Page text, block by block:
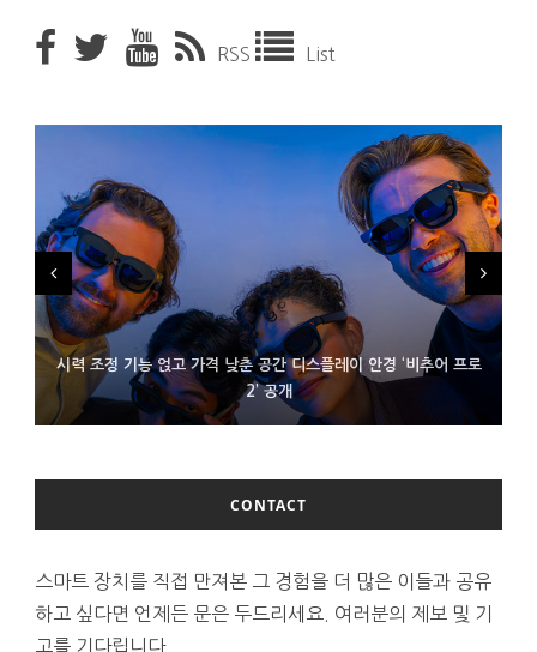
RSS List
시력 조정 기능 얹고 가격 낮춘 공간 디스플레이 안경 ‘비추어 프로
2’ 공개
D램 부족에 10억달러어치 아이폰18 프로세서 패키징 대기 중
300~400달러 반지형 스피커 준비하는 오픈AI
CONTACT
스마트 장치를 직접 만져본 그 경험을 더 많은 이들과 공유
하고 싶다면 언제든 문은 두드리세요. 여러분의 제보 및 기
고를 기다립니다.